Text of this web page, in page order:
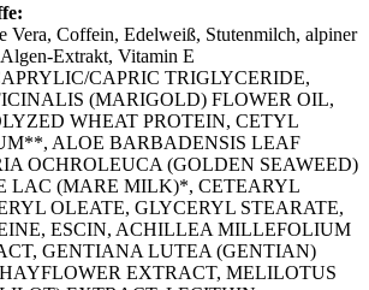
Vera, Coffein, Edelweiß, Stutenmilch, alpiner
Extrakt, Vitamin E
CAPRIC TRIGLYCERIDE,
(MARIGOLD) FLOWER OIL,
WHEAT PROTEIN, CETYL
ALOE BARBADENSIS LEAF
OCHROLEUCA (GOLDEN SEAWEED)
LAC (MARE MILK)*, CETEARYL
OLEATE, GLYCERYL STEARATE,
ESCIN, ACHILLEA MILLEFOLIUM
GENTIANA LUTEA (GENTIAN)
EXTRACT, MELILOTUS